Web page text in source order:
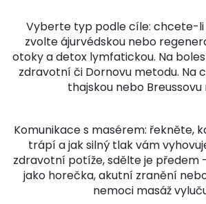
Vyberte typ podle cíle: chcete-li
zvolte ájurvédskou nebo
otoky a detox lymfatickou. Na
zdravotní či Dornovu metodu. Na
thajskou nebo Breussovu
Komunikace s masérem: řekněte,
trápí a jak silný tlak vám
zdravotní potíže, sdělte je předem
jako horečka, akutní zranění
nemoci masáž